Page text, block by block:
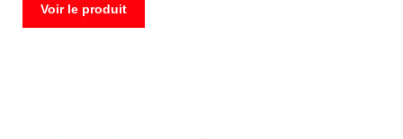
Voir le produit